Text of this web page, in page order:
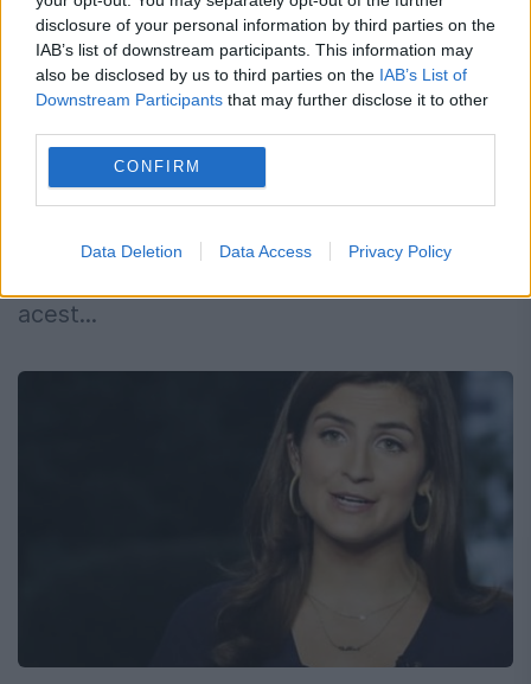
disclosure of your personal information by third parties on the
IAB’s list of downstream participants. This information may
also be disclosed by us to third parties on the IAB’s List of
Downstream Participants that may further disclose it to other
CONFIRM
Data Deletion Data Access Privacy Policy
din PSD! Declarațiile BOMBĂ ale unui
lider din partid, înainte de CEx
18 NOIEMBRIE 2018
Primarul general al Capitalei ar putea să fie
exclus din partid la ședința CExN de luni,
acest...